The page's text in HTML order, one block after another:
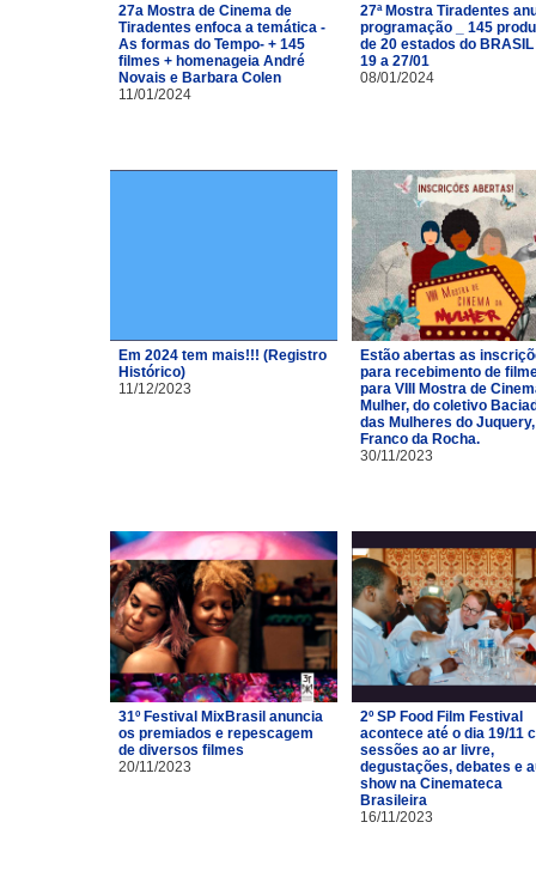
27a Mostra de Cinema de
Tiradentes enfoca a temática -
As formas do Tempo- + 145
filmes + homenageia André
Novais e Barbara Colen
11/01/2024
27ª Mostra Tiradentes
programação _ 145
de 20 estados do BRASIL
19 a 27/01
08/01/2024
Em 2024 tem mais!!! (Registro
Histórico)
11/12/2023
Estão abertas as
para recebimento de
para VIII Mostra de
Mulher, do coletivo
das Mulheres do
Franco da Rocha.
30/11/2023
31º Festival MixBrasil anuncia
os premiados e repescagem
de diversos filmes
20/11/2023
2º SP Food Film Festival
acontece até o dia 19/11
sessões ao ar livre,
degustações, debates e
show na Cinemateca
Brasileira
16/11/2023